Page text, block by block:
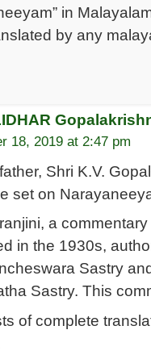
in
by any
18, 2019 at 2:47 pm
Shri K.V.
set on
a
in the 1930s,
Sastry
Sastry. This
of complete